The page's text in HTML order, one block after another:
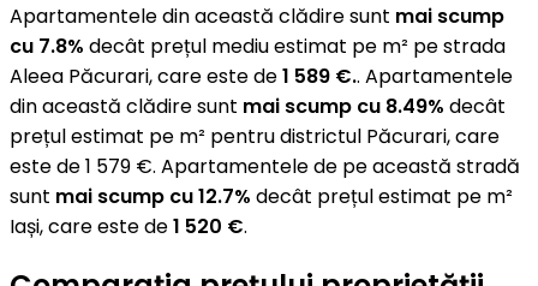
Apartamentele din această clădire sunt mai scump
cu 7.8% decât prețul mediu estimat pe m² pe strada
Aleea Păcurari, care este de1 589 €.. Apartamentele
din această clădire sunt mai scump cu 8.49% decât
prețul estimat pe m² pentru districtul Păcurari, care
este de 1 579 €. Apartamentele de pe această stradă
sunt mai scump cu 12.7% decât prețul estimat pe m²
Iași, care este de1 520 €.